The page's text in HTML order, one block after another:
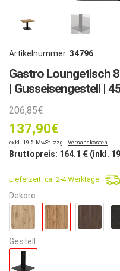
Artikelnummer: 34796
Gastro Loungetisch
| Gusseisengestell |
206,85€
Preis
war:
206,85€
137,90€
Aktueller
Preis
ist:
137,90€.
exkl. 19 % MwSt. zzgl. Versandkosten
Bruttopreis: 164.1 € (inkl.
Lieferzeit: ca. 2-4 Werktage
Dekore
Gestell